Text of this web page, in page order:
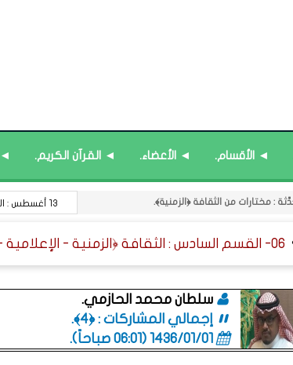
◄ الأقسام. ◄ الأعضاء. ◄ القرآن الكريم. ◄
13 أغسطس : اليوم العالمي لعسيري اليد.
06- القسم السادس : الثقافة ﴿الزمنية - الإعلامية - العامة﴾.
سلطان محمد الحازمي.
إجمالي المشاركات : ﴿4﴾.
1436/01/01 (06:01 صباحاً)
.